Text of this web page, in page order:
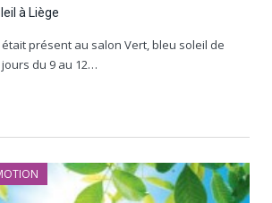
à Liège
était présent au salon Vert, bleu soleil de
du 9 au 12…